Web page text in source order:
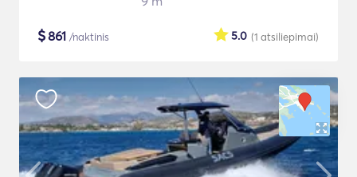
$861 /naktinis (1 atsiliepimai)
5.0